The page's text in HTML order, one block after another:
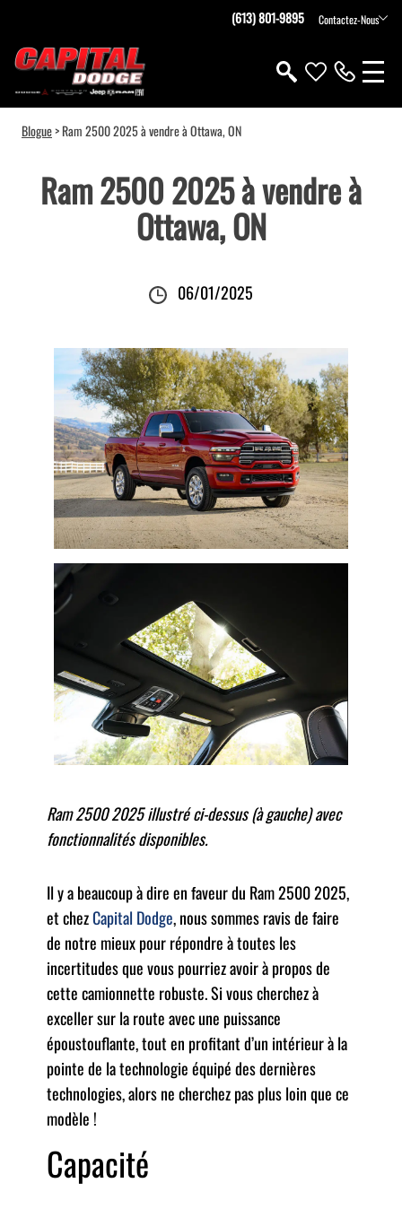
(613) 801-9895 Contactez-Nous
Blogue> Ram 2500 2025 à vendre à Ottawa, ON
Ram 2500 2025 à vendre à
Ottawa, ON
06/01/2025
Ram 2500 2025 illustré ci-dessus (à gauche) avec
fonctionnalités disponibles.
Il y a beaucoup à dire en faveur du Ram 2500 2025,
et chezCapital Dodge, nous sommes ravis de faire
de notre mieux pour répondre à toutes les
incertitudes que vous pourriez avoir à propos de
cette camionnette robuste. Si vous cherchez à
exceller sur la route avec une puissance
époustouflante, tout en profitant d’un intérieur à la
pointe de la technologie équipé des dernières
technologies, alors ne cherchez pas plus loin que ce
modèle !
Capacité